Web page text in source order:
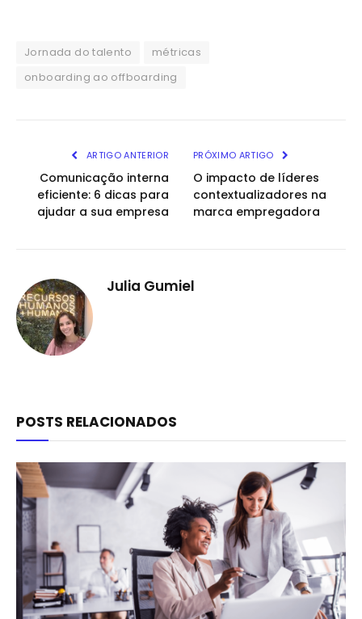
Jornada do talento
métricas
onboarding ao offboarding
ARTIGO ANTERIOR
Comunicação interna
eficiente: 6 dicas para
ajudar a sua empresa
PRÓXIMO ARTIGO
O impacto de líderes
contextualizadores na
marca empregadora
Julia Gumiel
POSTS RELACIONADOS